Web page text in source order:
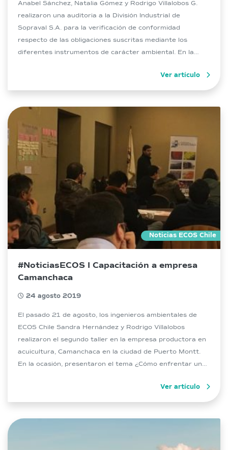
Anabel Sánchez, Natalia Gómez y Rodrigo Villalobos G.
realizaron una auditoria a la División Industrial de
Sopraval S.A. para la verificación de conformidad
respecto de las obligaciones suscritas mediante los
diferentes instrumentos de carácter ambiental. En la
conformidad de las obligaciones ambientales, en el marco
de la […]
Ver artículo
Noticias ECOS Chile
#NoticiasECOS I Capacitación a empresa
Camanchaca
24 agosto 2019
El pasado 21 de agosto, los ingenieros ambientales de
ECOS Chile Sandra Hernández y Rodrigo Villalobos
realizaron el segundo taller en la empresa productora en
acuicultura, Camanchaca en la ciudad de Puerto Montt.
En la ocasión, presentaron el tema ¿Cómo enfrentar una
participantes fundamentos legales, técnicos y […]Ver artículo